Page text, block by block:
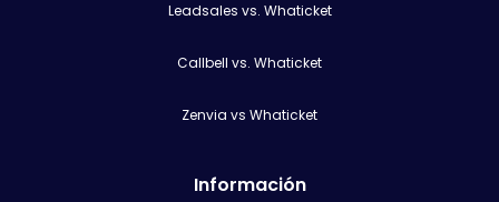
Leadsales vs. Whaticket
Callbell vs. Whaticket
Zenvia vs Whaticket
Información